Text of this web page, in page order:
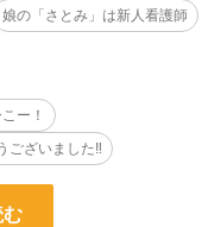
ィブは「こども食堂」運営の
ご協力ください！
み」、そしてお父ちゃんの
娘の「さとみ」は新人看護師
ー！
ございました‼
む